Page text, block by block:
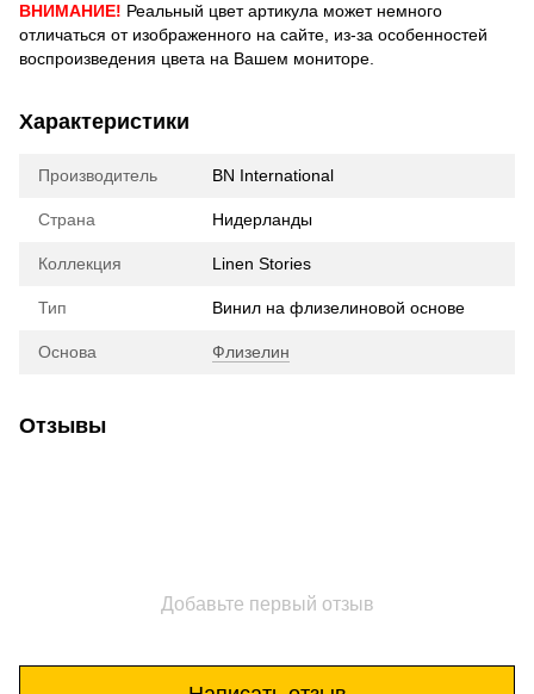
ВНИМАНИЕ! Реальный цвет артикула может немного
отличаться от изображенного на сайте, из-за особенностей
воспроизведения цвета на Вашем мониторе.
Характеристики
Производитель BN International
Страна Нидерланды
Коллекция Linen Stories
Тип Винил на флизелиновой основе
Основа Флизелин
Отзывы
Добавьте первый отзыв